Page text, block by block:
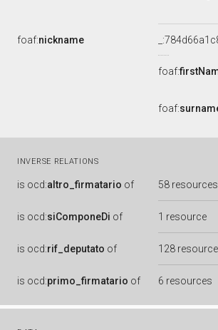
foaf:nickname
foaf:
foaf:
INVERSE RELATIONS
is ocd:altro_firmatario of 58 resources
is ocd:siComponeDi of 1 resource
is ocd:rif_deputato of 128
is ocd:primo_firmatario of 6 resources